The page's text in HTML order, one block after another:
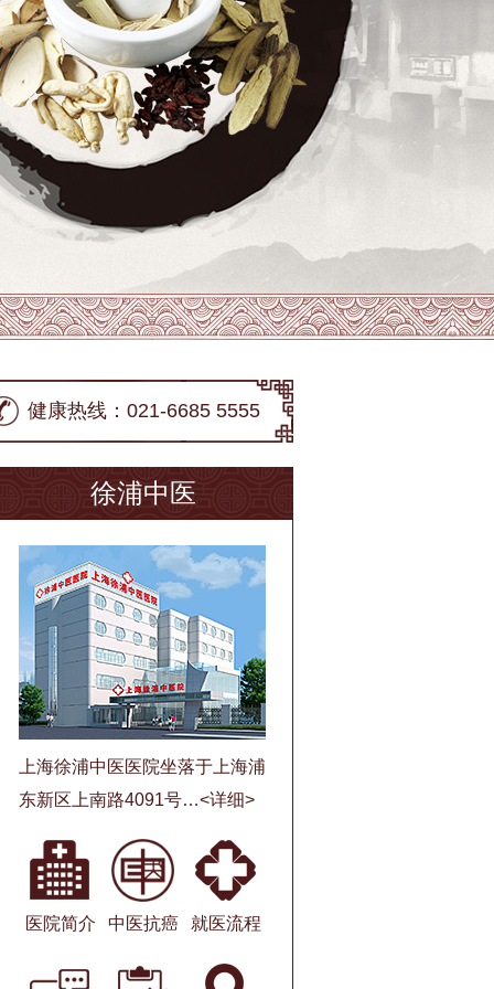
健康热线：021-6685 5555
徐浦中医
上海徐浦中医医院坐落于上海浦
东新区上南路4091号…<详细>
医院简介 中医抗癌 就医流程